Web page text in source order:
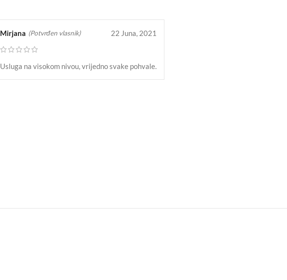
Mirjana (Potvrđen vlasnik) 22 Juna, 2021
Usluga na visokom nivou, vrijedno svake pohvale.